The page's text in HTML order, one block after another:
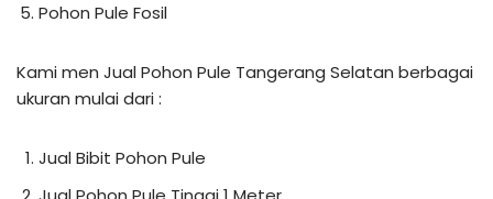
Pohon Pule Fosil
Kami men Jual Pohon Pule Tangerang Selatan berbagai
ukuran mulai dari :
Jual Bibit Pohon Pule